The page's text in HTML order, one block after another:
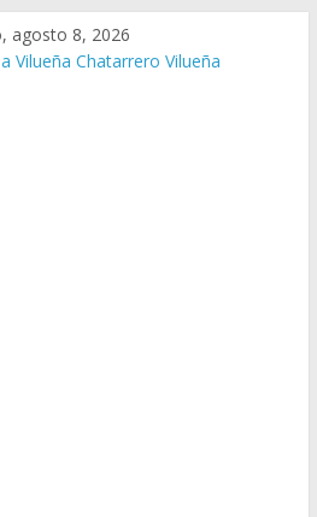
agosto 8, 2026
Vilueña Chatarrero Vilueña